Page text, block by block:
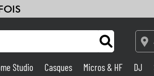
Studio Casques Micros & HF DJ